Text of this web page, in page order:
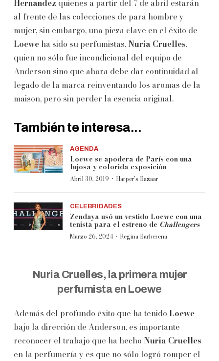
Hernandez quienes a partir del 7 de abril estarán
al frente de las colecciones de para hombre y
mujer, sin embargo, una pieza clave en el éxito de
Loewe ha sido su perfumistas,Nuria Cruelles,
quien no sólo fue incondicional del equipo de
Anderson sino que ahora debe dar continuidad al
legado de la marca reinventando los aromas de la
maison, pero sin perder la esencia original.
También te interesa...
AGENDA
Loewe se apodera de París con una
lujosa y colorida exposición
Abril 30, 2019 · Harper’s Bazaar
CELEBRIDADES
Zendaya usó un vestido Loewe con una
tenista para el estreno de Challengers
Marzo 26, 2024 · Regina Barberena
Nuria Cruelles, la primera mujer
perfumista en Loewe
Además del profundo éxito que ha tenido Loewe
bajo la dirección de Anderson, es importante
reconocer el trabajo que ha hecho Nuria Cruelles
en la perfumería y es que no sólo logró romper el